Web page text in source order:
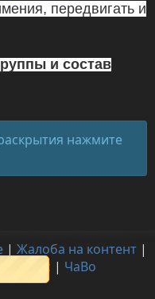
передвигать и
и состав
нажмите
| Жалоба на контент |
О нас | ЧаВо